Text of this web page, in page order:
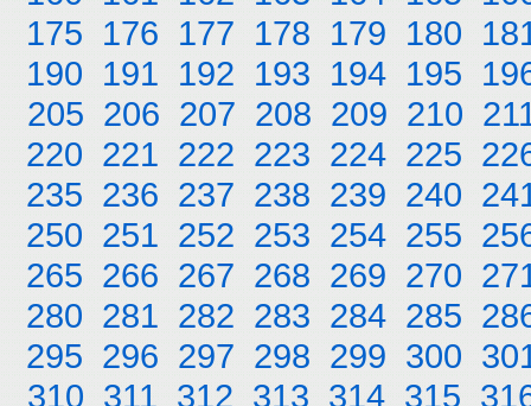
175 176 177 178 179 180
190 191 192 193 194 195
205 206 207 208 209 210
220 221 222 223 224 225
235 236 237 238 239 240
250 251 252 253 254 255
265 266 267 268 269 270
280 281 282 283 284 285
295 296 297 298 299 300
310 311 312 313 314 315